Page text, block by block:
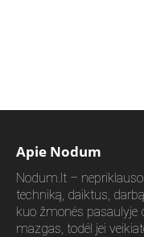
Apie Nodum
Nodum.lt –
techniką, daiktus,
kuo žmonės pasaulyje
mazgas, todėl jei